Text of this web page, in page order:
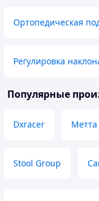
Ортопедическая
Регулировка
Популярные
Dxracer Метта
Stool Group